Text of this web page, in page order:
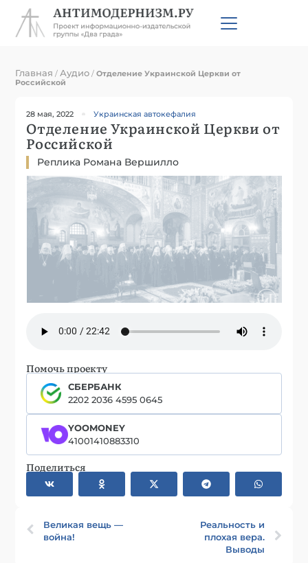
Главная / Аудио /Отделение Украинской Церкви от
Российской
28 мая, 2022 Украинская автокефалия
Отделение Украинской Церкви от
Российской
Реплика Романа Вершилло
Помочь проекту
СБЕРБАНК
2202 2036 4595 0645
YOOMONEY
41001410883310
Поделиться
Великая вещь —
война!
Реальность и
плохая вера.
Выводы